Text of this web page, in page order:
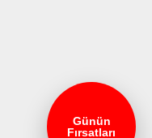
Günün
Fırsatları